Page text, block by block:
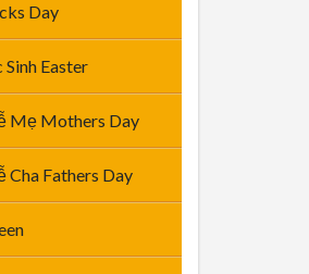
Day
Easter
Mẹ Mothers Day
Cha Fathers Day